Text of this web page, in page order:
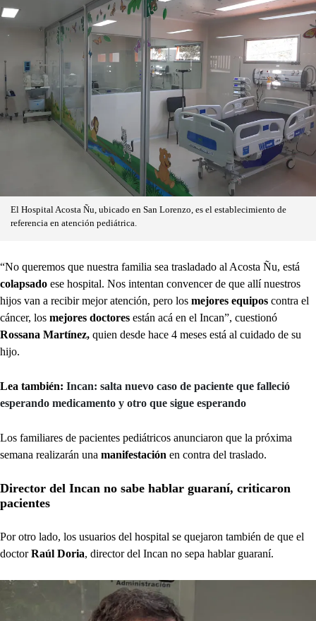
El Hospital Acosta Ñu, ubicado en San Lorenzo, es el establecimiento de
referencia en atención pediátrica.
“No queremos que nuestra familia sea trasladado al Acosta Ñu, está
colapsado ese hospital. Nos intentan convencer de que allí nuestros
hijos van a recibir mejor atención, pero los mejores equipos contra el
cáncer, los mejores doctores están acá en el Incan”, cuestionó
Rossana Martínez, quien desde hace 4 meses está al cuidado de su
hijo.
Lea también: Incan: salta nuevo caso de paciente que falleció
esperando medicamento y otro que sigue esperando
Los familiares de pacientes pediátricos anunciaron que la próxima
semana realizarán una manifestación en contra del traslado.
Director del Incan no sabe hablar guaraní, criticaron
pacientes
Por otro lado, los usuarios del hospital se quejaron también de que el
doctorRaúl Doria, director del Incan no sepa hablar guaraní.